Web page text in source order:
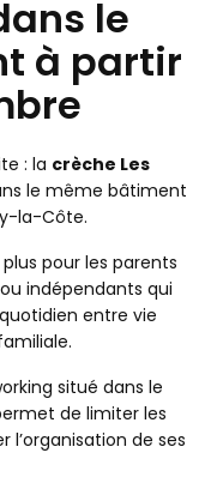
le
à partir
: la crèche Les
le même bâtiment
la-Côte.
pour les parents
indépendants qui
entre vie
situé dans le
de limiter les
de ses